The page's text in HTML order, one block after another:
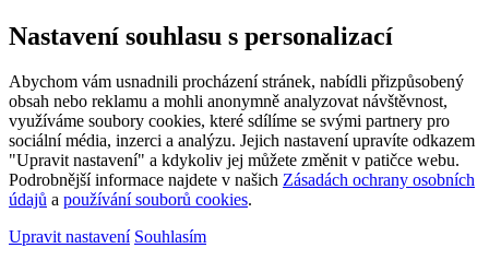
Nastavení souhlasu s personalizací
Abychom vám usnadnili procházení stránek, nabídli přizpůsobený
obsah nebo reklamu a mohli anonymně analyzovat návštěvnost,
využíváme soubory cookies, které sdílíme se svými partnery pro
sociální média, inzerci a analýzu. Jejich nastavení upravíte odkazem
"Upravit nastavení" a kdykoliv jej můžete změnit v patičce webu.
Podrobnější informace najdete v našich Zásadách ochrany osobních
údajů a používání souborů cookies.
Upravit nastavení Souhlasím